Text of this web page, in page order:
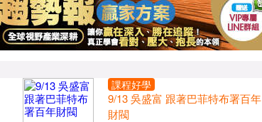
課程好學
9/13 吳盛富 跟著巴菲特布署百年
財閥